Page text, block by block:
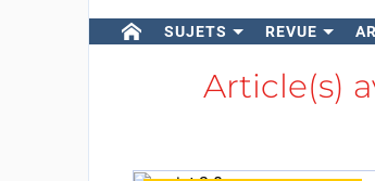
SUJETS REVUE
Article(s)